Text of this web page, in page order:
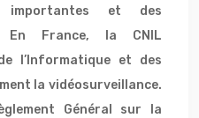
importantes et des
En France, la CNIL
l’Informatique et des
la vidéosurveillance.
Général sur la